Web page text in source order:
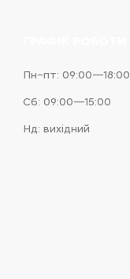
Пн–пт: 09:00—18:00
Сб: 09:00—15:00
Нд: вихідний